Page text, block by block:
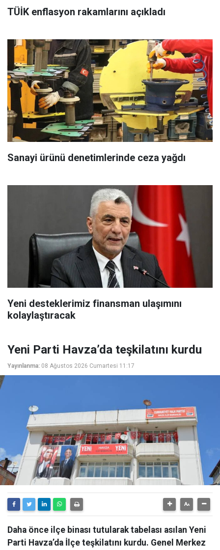
TÜİK enflasyon rakamlarını açıkladı
Sanayi ürünü denetimlerinde ceza yağdı
Yeni desteklerimiz finansman ulaşımını
kolaylaştıracak
Yeni Parti Havza’da teşkilatını kurdu
Yayınlanma: 08 Ağustos 2026 Cumartesi 11:17
Daha önce ilçe binası tutularak tabelası asılan Yeni
Parti Havza’da İlçe teşkilatını kurdu. Genel Merkez